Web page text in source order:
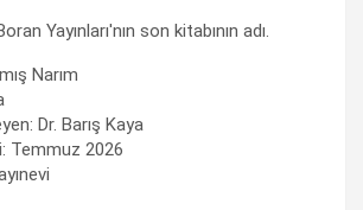
Yayınları'nın son kitabının adı.
Narım
Dr. Barış Kaya
Temmuz 2026